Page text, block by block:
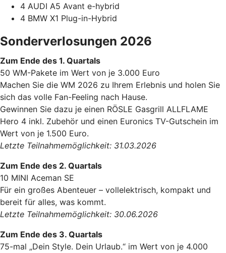
4 AUDI A5 Avant e-hybrid
4 BMW X1 Plug-in-Hybrid
Sonderverlosungen 2026
Zum Ende des 1. Quartals
50 WM-Pakete im Wert von je 3.000 Euro
Machen Sie die WM 2026 zu Ihrem Erlebnis und holen Sie
sich das volle Fan-Feeling nach Hause.
Gewinnen Sie dazu je einen RÖSLE Gasgrill ALLFLAME
Hero 4 inkl. Zubehör und einen Euronics TV-Gutschein im
Wert von je 1.500 Euro.
Letzte Teilnahmemöglichkeit: 31.03.2026
Zum Ende des 2. Quartals
10 MINI Aceman SE
Für ein großes Abenteuer – vollelektrisch, kompakt und
bereit für alles, was kommt.
Letzte Teilnahmemöglichkeit: 30.06.2026
Zum Ende des 3. Quartals
75-mal „Dein Style. Dein Urlaub.“ im Wert von je 4.000